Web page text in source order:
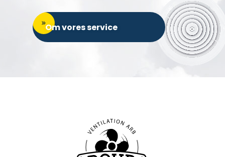
Om vores service